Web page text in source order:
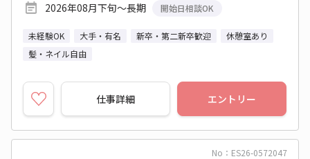
2026年08月下旬～長期
開始日相談OK
未経験OK 大手・有名 新卒・第二新卒歓迎
休憩室あり
髪・ネイル自由
仕事詳細 エントリー
No：ES26-0572047